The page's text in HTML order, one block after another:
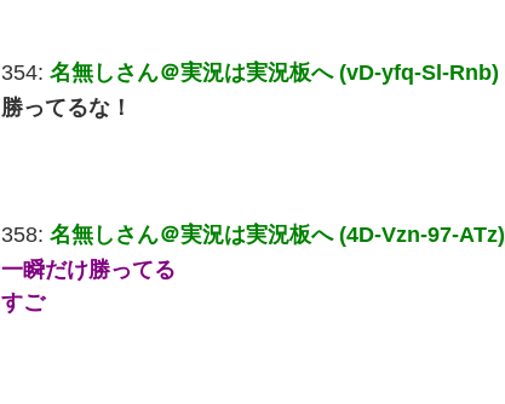
354: 名無しさん＠実況は実況板へ (vD-yfq-Sl-Rnb)
勝ってるな！
358: 名無しさん＠実況は実況板へ (4D-Vzn-97-ATz)
一瞬だけ勝ってる
すご